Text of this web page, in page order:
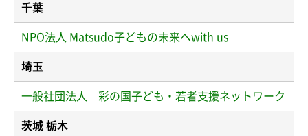
千葉
NPO法人 Matsudo子どもの未来へwith us
埼玉
一般社団法人 彩の国子ども・若者支援ネットワーク
茨城 栃木